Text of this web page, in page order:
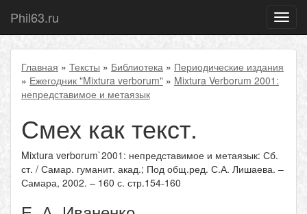
меню
Phil63.ru
Главная » Тексты » Библиотека » Периодические издания
» Ежегодник "Mixtura verborum" » Mixtura Verborum 2001:
непредставимое и метаязык
Смех как текст.
Mixtura verborum`2001: непредставимое и метаязык: Сб.
ст. / Самар. гуманит. акад.; Под общ.ред. С.А. Лишаева. –
Самара, 2002. – 160 с. стр.154-160